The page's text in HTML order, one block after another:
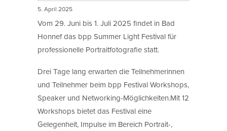
5. April 2025
Vom 29. Juni bis 1. Juli 2025 findet in Bad
Honnef das bpp Summer Light Festival für
professionelle Portraitfotografie statt.
Drei Tage lang erwarten die Teilnehmerinnen
und Teilnehmer beim bpp Festival Workshops,
Speaker und Networking-Möglichkeiten.Mit 12
Workshops bietet das Festival eine
Gelegenheit, Impulse im Bereich Portrait-,